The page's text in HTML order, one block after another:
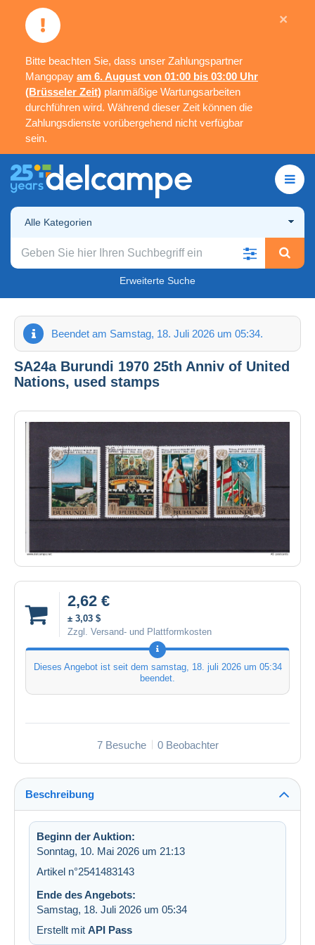
Bitte beachten Sie, dass unser Zahlungspartner
Mangopay am 6. August von 01:00 bis 03:00 Uhr
(Brüsseler Zeit) planmäßige Wartungsarbeiten
durchführen wird. Während dieser Zeit können die
Zahlungsdienste vorübergehend nicht verfügbar
sein.
×
Alle Kategorien
Erweiterte Suche
Beendet am Samstag, 18. Juli 2026 um 05:34.
SA24a Burundi 1970 25th Anniv of United
Nations, used stamps
2,62 €
± 3,03 $
Zzgl. Versand- und Plattformkosten
Dieses Angebot ist seit dem samstag, 18. juli 2026 um 05:34
beendet.
7 Besuche 0 Beobachter
Beschreibung
Beginn der Auktion:
Sonntag, 10. Mai 2026 um 21:13
Artikel n°2541483143
Ende des Angebots:
Samstag, 18. Juli 2026 um 05:34
Erstellt mit API Pass